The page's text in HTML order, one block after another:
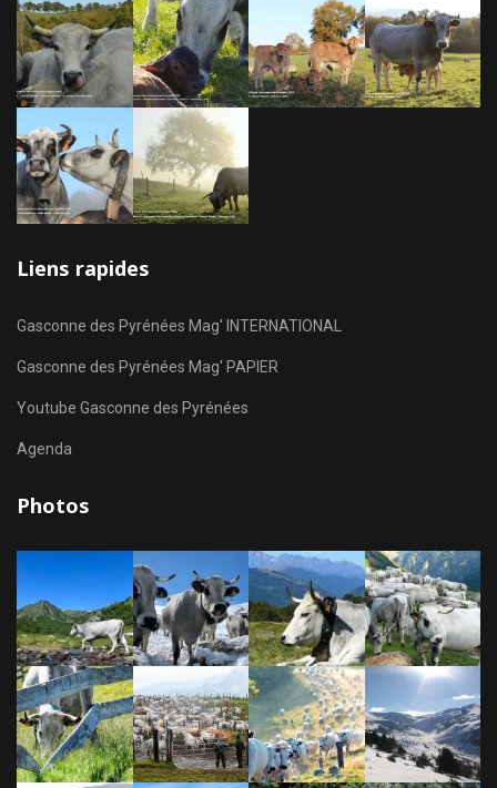
Liens rapides
Gasconne des Pyrénées Mag' INTERNATIONAL
Gasconne des Pyrénées Mag' PAPIER
Youtube Gasconne des Pyrénées
Agenda
Photos